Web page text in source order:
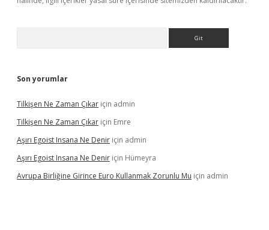
Son yorumlar
Tilkişen Ne Zaman Çıkar için admin
Tilkişen Ne Zaman Çıkar için Emre
Aşırı Egoist Insana Ne Denir için admin
Aşırı Egoist Insana Ne Denir için Hümeyra
Avrupa Birliğine Girince Euro Kullanmak Zorunlu Mu için admin